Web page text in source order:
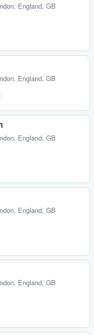
England, GB
England, GB
England, GB
England, GB
England, GB